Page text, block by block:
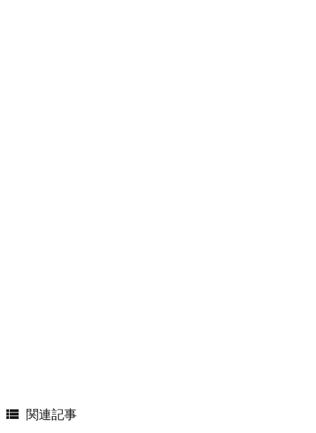
 関連記事